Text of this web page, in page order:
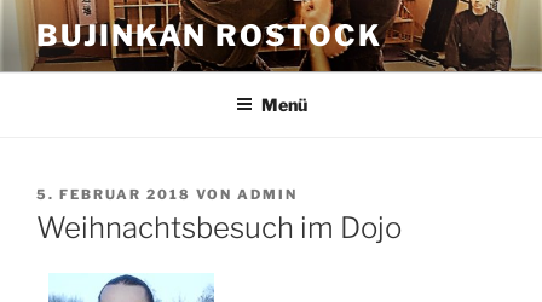
Zum
Inhalt
springen
BUJINKAN ROSTOCK
Menü
VERÖFFENTLICHT
AM
5. FEBRUAR 2018 VON ADMIN
Weihnachtsbesuch im Dojo